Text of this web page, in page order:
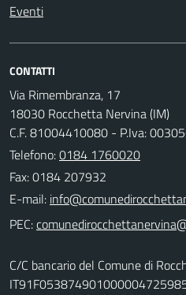
Eventi
CONTATTI
Via Rimembranza, 17
18030 Rocchetta Nervina (IM)
C.F. 81004410080 - P.Iva:
Telefono:0184 1760020
Fax: 0184 207932
E-mail:
PEC:
C/C bancario del Comune di